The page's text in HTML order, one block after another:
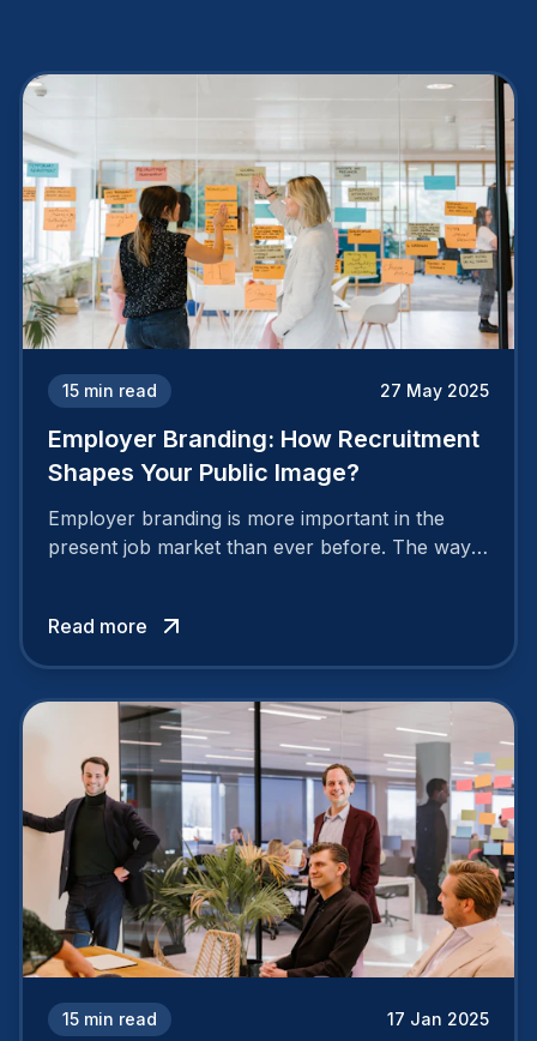
15 min read 27 May 2025
Employer Branding: How Recruitment
Shapes Your Public Image?
Employer branding is more important in the
present job market than ever before. The way
Read more
15 min read 17 Jan 2025